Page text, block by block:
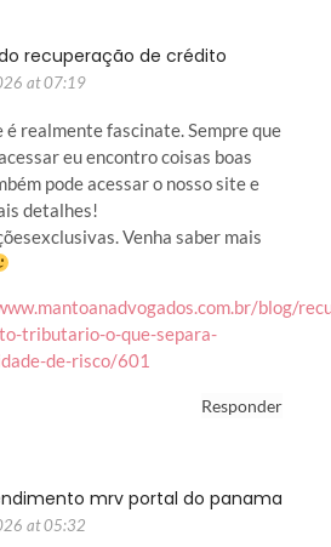
recuperação de crédito
at 07:19
é realmente fascinate. Sempre que
eu encontro coisas boas
pode acessar o nosso site e
detalhes!
Venha saber mais
blog/
tributario-o-que-separa-
de-risco/601
Responder
mrv portal do panama
at 05:32